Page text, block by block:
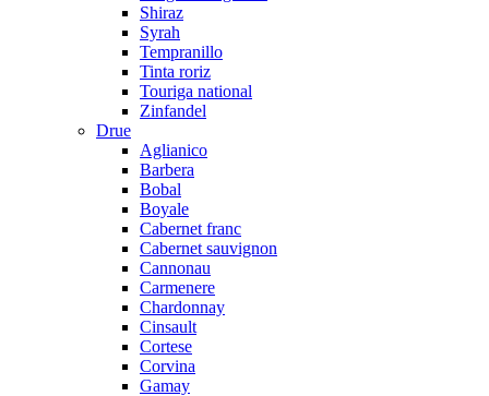
Shiraz
Syrah
Tempranillo
Tinta roriz
Touriga national
Zinfandel
Drue
Aglianico
Barbera
Bobal
Boyale
Cabernet franc
Cabernet sauvignon
Cannonau
Carmenere
Chardonnay
Cinsault
Cortese
Corvina
Gamay